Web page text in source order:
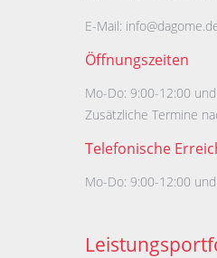
E-Mail:
Öffnungszeiten
Mo-Do: 9:00-12:00
Zusätzliche Termine
Telefonische
Mo-Do: 9:00-12:00